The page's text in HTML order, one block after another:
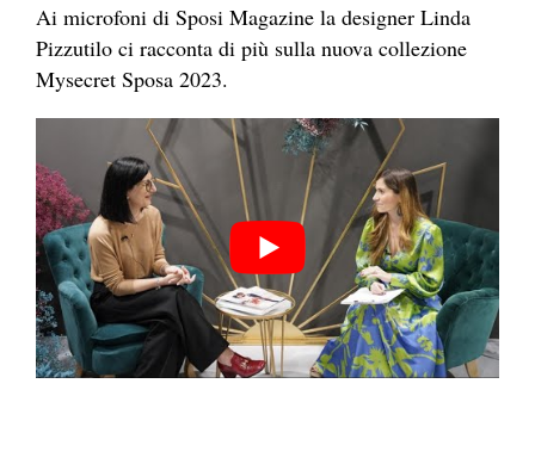
Ai microfoni di Sposi Magazine la designer Linda
Pizzutilo ci racconta di più sulla nuova collezione
Mysecret Sposa 2023.